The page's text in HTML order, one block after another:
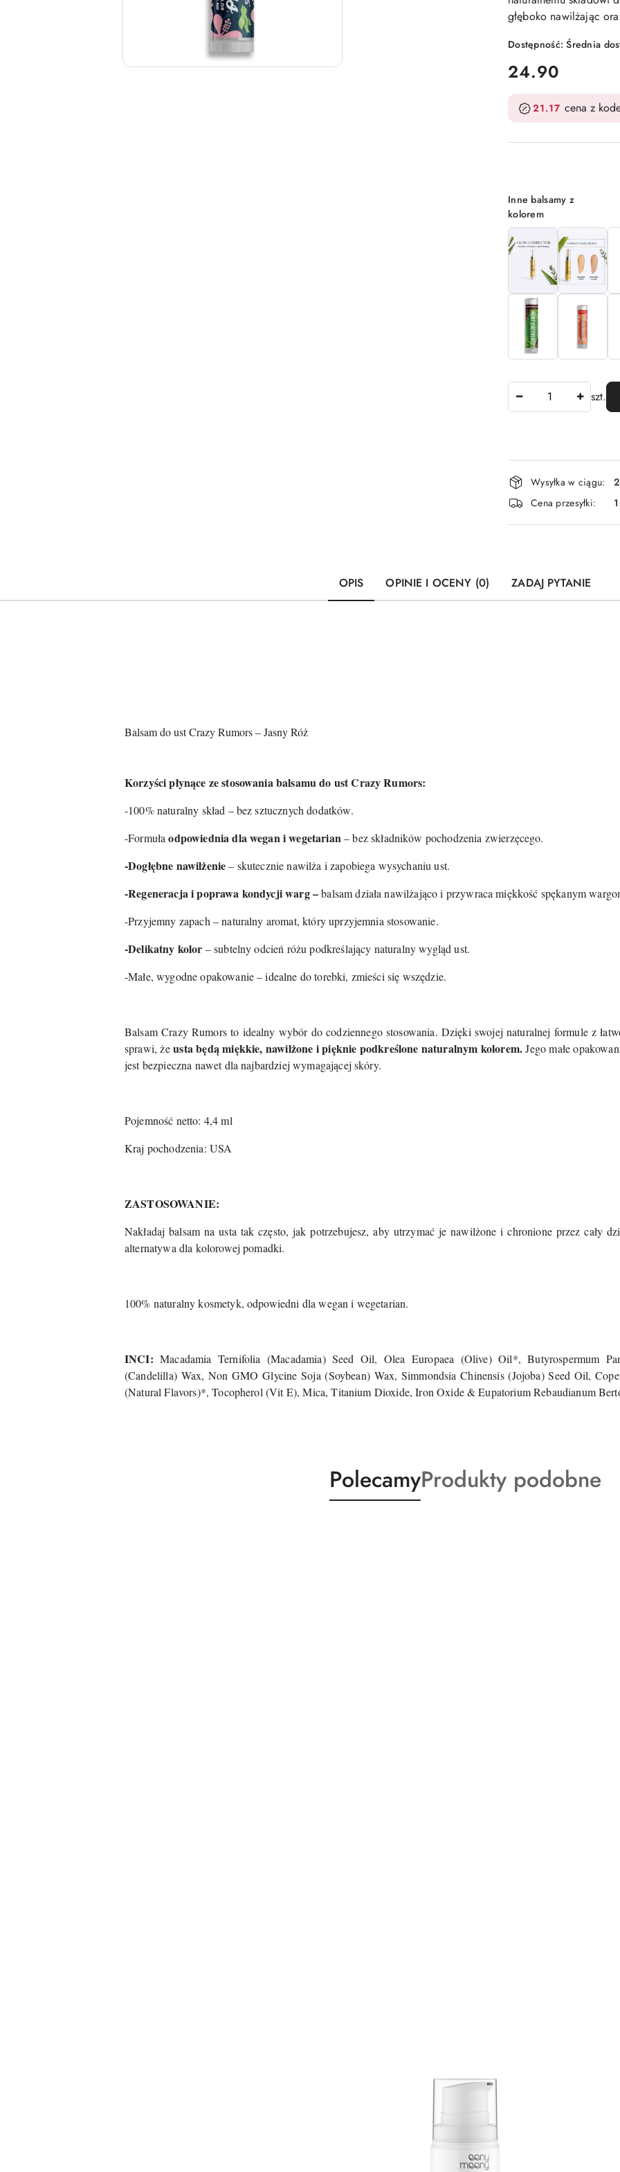
głęboko nawilżając
Dostępność:Średnia
cena:
24.90
21.17 cena z
Wariant
Inne balsamy z
kolorem
szt.
Dostępność
i
dostawa
Wysyłka w ciągu:
Cena przesyłki:
OPIS OPINIE I OCENY (0) ZADAJ PYTANIE
Balsam do ust Crazy Rumors – Jasny Róż
Korzyści płynące ze stosowania balsamu do ust Crazy Rumors:
-100% naturalny skład – bez sztucznych dodatków.
-Formułaodpowiednia dla wegan i wegetarian– bez składników pochodzenia zwierzęcego.
-Dogłębne nawilżenie– skutecznie nawilża i zapobiega wysychaniu ust.
-Regeneracja i poprawa kondycji warg –balsam działa nawilżająco i przywraca miękkość spękanym
-Przyjemny zapach – naturalny aromat, który uprzyjemnia stosowanie.
-Delikatny kolor – subtelny odcień różu podkreślający naturalny wygląd ust.
-Małe, wygodne opakowanie – idealne do torebki, zmieści się wszędzie.
Balsam Crazy Rumors to idealny wybór do codziennego stosowania. Dzięki swojej naturalnej formule z
sprawi, żeusta będą miękkie, nawilżone i pięknie podkreślone naturalnym kolorem.Jego małe
jest bezpieczna nawet dla najbardziej wymagającej skóry.
Pojemność netto: 4,4 ml
Kraj pochodzenia: USA
ZASTOSOWANIE:
Nakładaj balsam na usta tak często, jak potrzebujesz, aby utrzymać je nawilżone i chronione przez cały
alternatywa dla kolorowej pomadki.
100% naturalny kosmetyk, odpowiedni dla wegan i wegetarian.
INCI: Macadamia Ternifolia (Macadamia) Seed Oil, Olea Europaea (Olive) Oil*, Butyrospermum
(Candelilla) Wax, Non GMO Glycine Soja (Soybean) Wax, Simmondsia Chinensis (Jojoba) Seed Oil,
(Natural Flavors)*, Tocopherol (Vit E), Mica, Titanium Dioxide, Iron Oxide & Eupatorium Rebaudianum
Produkty
o
PolecamyProdukty
o
Produkty podobne